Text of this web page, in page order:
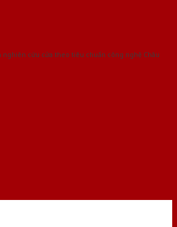
cứu cửa theo tiêu chuẩn công nghệ Châu